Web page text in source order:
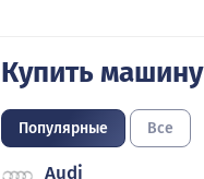
Купить машину
Популярные Все
Audi